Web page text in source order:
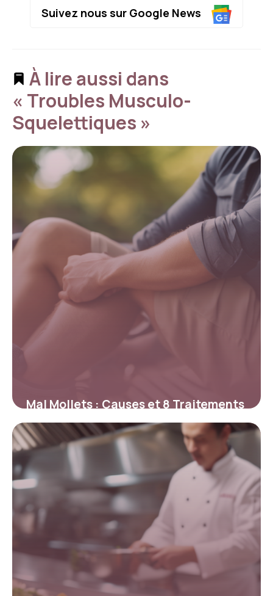
Suivez nous sur Google News
À lire aussi dans
« Troubles Musculo-
Squelettiques »
Mal Mollets : Causes et 8 Traitements
11 mai 2026